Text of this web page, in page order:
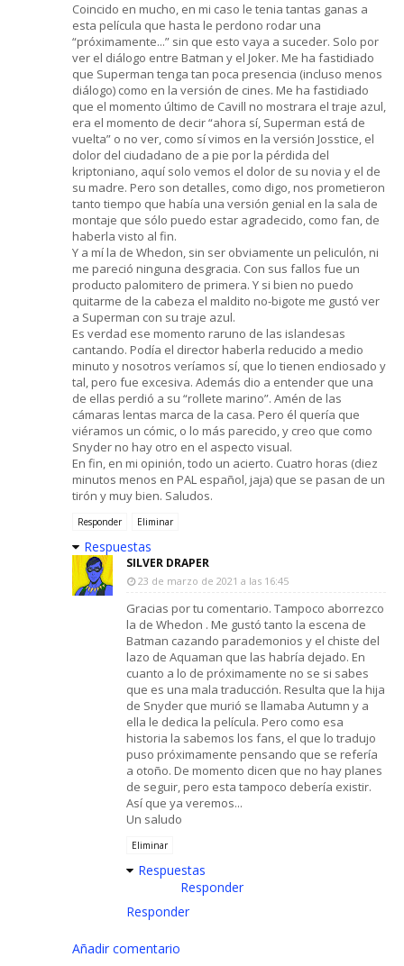
Coincido en mucho, en mi caso le tenia tantas ganas a
esta película que hasta le perdono rodar una
“próximamente...” sin que esto vaya a suceder. Solo por
ver el diálogo entre Batman y el Joker. Me ha fastidiado
que Superman tenga tan poca presencia (incluso menos
diálogo) como en la versión de cines. Me ha fastidiado
que el momento último de Cavill no mostrara el traje azul,
era el momento de decir “ahora sí, Superman está de
vuelta” o no ver, como sí vimos en la versión Josstice, el
dolor del ciudadano de a pie por la pérdida del
kriptoniano, aquí solo vemos el dolor de su novia y el de
su madre. Pero son detalles, como digo, nos prometieron
tanto tiempo que había una versión genial en la sala de
montaje que sólo puedo estar agradecido, como fan, de
haberla visto al fin.
Y a mí la de Whedon, sin ser obviamente un peliculón, ni
me pareció ninguna desgracia. Con sus fallos fue un
producto palomitero de primera. Y si bien no puedo
quitarme de la cabeza el maldito no-bigote me gustó ver
a Superman con su traje azul.
Es verdad ese momento raruno de las islandesas
cantando. Podía el director haberla reducido a medio
minuto y nosotros veríamos sí, que lo tienen endiosado y
tal, pero fue excesiva. Además dio a entender que una
de ellas perdió a su “rollete marino”. Amén de las
cámaras lentas marca de la casa. Pero él quería que
viéramos un cómic, o lo más parecido, y creo que como
Snyder no hay otro en el aspecto visual.
En fin, en mi opinión, todo un acierto. Cuatro horas (diez
minutos menos en PAL español, jaja) que se pasan de un
tirón y muy bien. Saludos.
Responder Eliminar
Respuestas
SILVER DRAPER
23 de marzo de 2021 a las 16:45
Gracias por tu comentario. Tampoco aborrezco
la de Whedon . Me gustó tanto la escena de
Batman cazando parademonios y el chiste del
lazo de Aquaman que las habría dejado. En
cuanto a lo de próximamente no se si sabes
que es una mala traducción. Resulta que la hija
de Snyder que murió se llamaba Autumn y a
ella le dedica la película. Pero como esa
historia la sabemos los fans, el que lo tradujo
puso próximamente pensando que se refería
a otoño. De momento dicen que no hay planes
de seguir, pero esta tampoco debería existir.
Así que ya veremos...
Un saludo
Eliminar
Respuestas
Responder
Responder
Añadir comentario